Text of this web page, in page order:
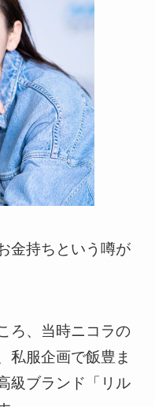
金持ちという噂が
ろ、当時ニコラの
私服企画で飯豊ま
級ブランド「リル